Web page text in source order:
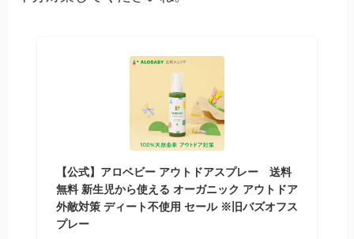
【公式】アロベビー アウトドアスプレー 送料
無料 新生児から使える オーガニック アウトドア
外敵対策 ディート不使用 セール ※旧バズオフス
プレー